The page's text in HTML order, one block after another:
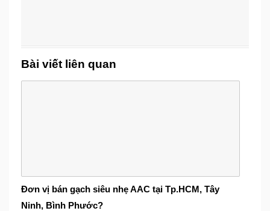
Bài viết liên quan
Đơn vị bán gạch siêu nhẹ AAC tại Tp.HCM, Tây
Ninh, Bình Phước?